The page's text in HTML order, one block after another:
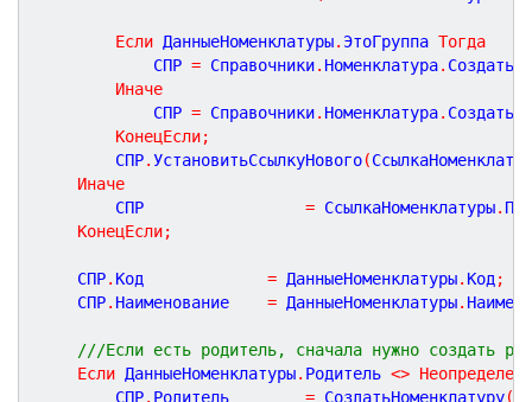
Если ДанныеНоменклатуры. ЭтоГруппа Тогда
			СПР
= Справочники. Номенклатура.
Иначе
			СПР
= Справочники. Номенклатура.
КонецЕсли;
		СПР
.УстановитьСсылкуНового(
Иначе
= СсылкаНоменклатуры.
КонецЕсли;
	СПР
. = ДанныеНоменклатуры. Код ;
	СПР
. = ДанныеНоменклатуры.
///Если есть родитель, сначала нужно создать
Если ДанныеНоменклатуры. Родитель <> Неопределено
		СПР
. = СоздатьНоменклатуру(